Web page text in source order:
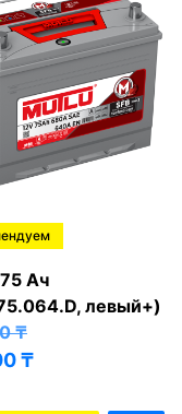
Ач
левый+)
₸
₸